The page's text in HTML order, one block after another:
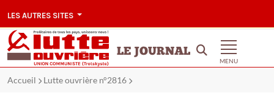
LES AUTRES SITES
LE JOURNAL
MENU
Accueil Lutte ouvrière n°2816